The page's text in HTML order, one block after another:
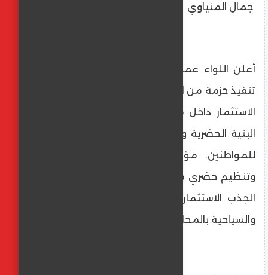
جمال المنياوي
أعلن اللواء عماد كدواني، محافظ المنيا، بدء
تنفيذ حزمة من الإجراءات الهادفة إلى تعزيز بيئة
الاستثمار داخل مدينة المنيا، من خلال تطوير
البنية الحضرية ورفع كفاءة الخدمات المقدمة
للمواطنين. مؤكداً أن توفير سيولة مرورية
وتنظيم حضري متكامل يُعدان من أهم عناصر
الجذب الاستثماري ودعم الأنشطة الاقتصادية
والسياحية بالمحافظة.